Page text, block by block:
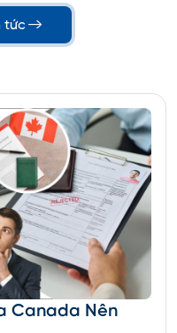
tức
Canada Nên